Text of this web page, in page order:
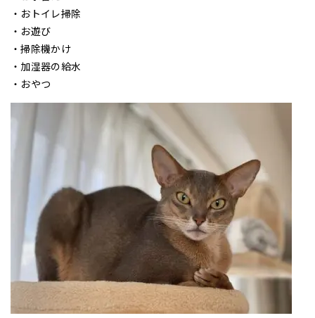
・おトイレ掃除
・お遊び
・掃除機かけ
・加湿器の給水
・おやつ